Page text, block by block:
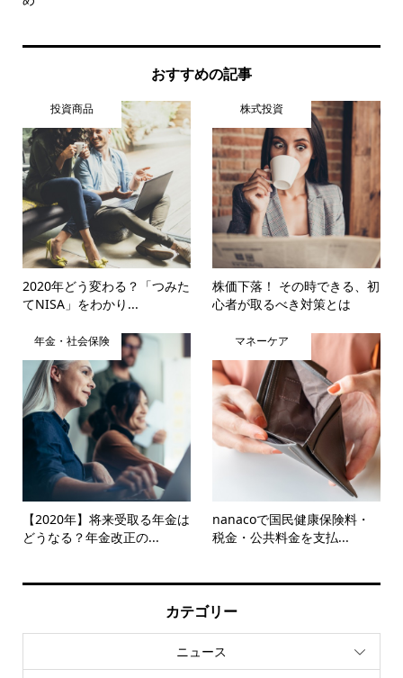
おすすめの記事
投資商品
2020年どう変わる？「つみた
てNISA」をわかり...
株式投資
株価下落！ その時できる、初
心者が取るべき対策とは
年金・社会保険
【2020年】将来受取る年金は
どうなる？年金改正の...
マネーケア
nanacoで国民健康保険料・
税金・公共料金を支払...
カテゴリー
ニュース